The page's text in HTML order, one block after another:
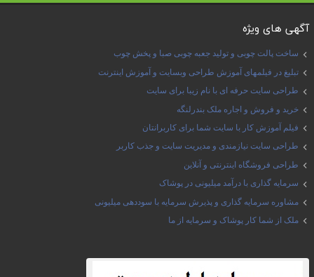
آگهی های ویژه
ساخت پالت چوبی و تولید جعبه چوبی صبا و پخش چوب
تبلیغ در فیلمهای آموزش طراحی وبسایت و آموزش اینترنت
طراحی سایت حرفه ای با نام زیبا برای سایت
خرید و فروش و اجاره ملک بندرلنگه
فیلم آموزش کار با سایت شما برای کاربرانتان
طراحی سایت نیازمندی و مدیریت سایت و جذب کاربر
طراحی فروشگاه اینترنتی و آنلاین
سرمایه گذاری با درآمد میلیونی در پوشاک
مشاوره سرمایه گذاری و پذیرش سرمایه با سوددهی میلیونی
ملک از شما کار پوشاک و سرمایه از ما